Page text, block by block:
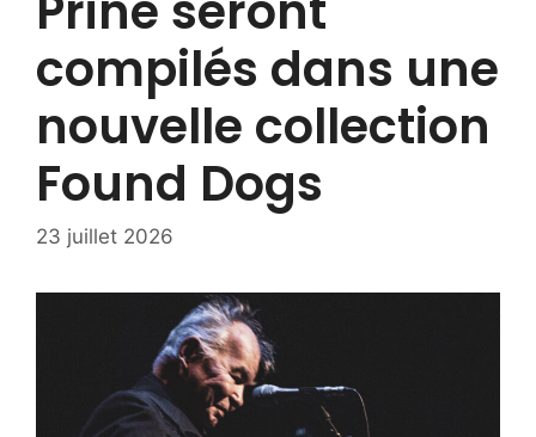
compilés dans une
nouvelle collection
Found Dogs
23 juillet 2026